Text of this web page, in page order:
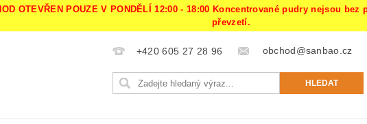
OTEVŘEN POUZE V PONDĚLÍ 12:00 - 18:00 Koncentrované pudry nejsou
převzetí.
+420 605 27 28 96 obchod@sanbao.cz